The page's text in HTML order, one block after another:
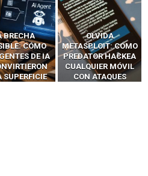
OLVIDA
CÓMO
HACKEA
MÓVIL
ATAQUES
CÓMO LOS HACKERS
INTERCEPTAN OTPS
Y LLAMADAS
MÓVILES SIN
‘HACKEAR’ — EL